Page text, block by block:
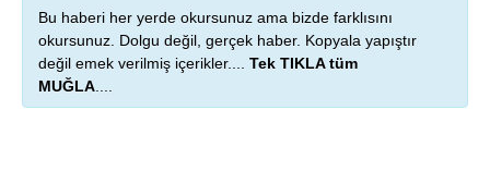
Bu haberi her yerde okursunuz ama bizde farklısını
okursunuz. Dolgu değil, gerçek haber. Kopyala yapıştır
değil emek verilmiş içerikler.... Tek TIKLA tüm
MUĞLA....